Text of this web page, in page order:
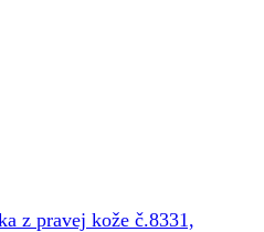
z pravej kože č.8331,